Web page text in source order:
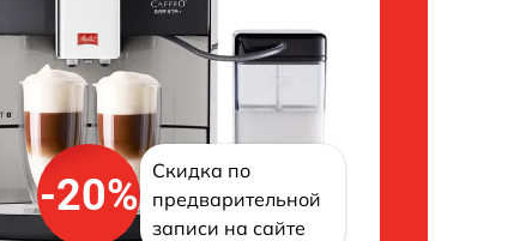
-20%
Скидка по
предварительной
записи на сайте